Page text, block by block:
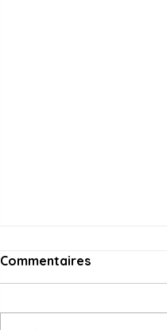
Colokit
Commentaires